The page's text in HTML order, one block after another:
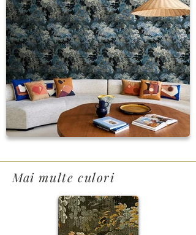
Mai multe culori